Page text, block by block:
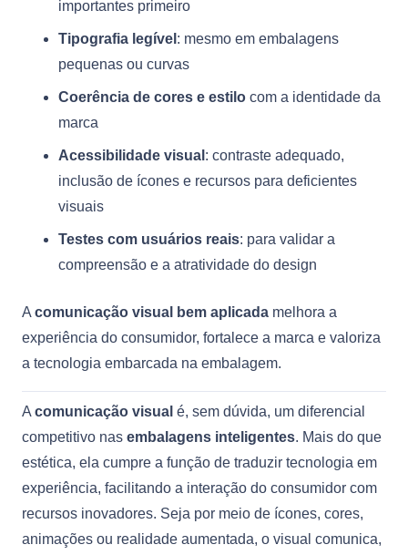
importantes primeiro
Tipografia legível : mesmo em embalagens
pequenas ou curvas
Coerência de cores e estilo com a identidade da
marca
Acessibilidade visual : contraste adequado,
inclusão de ícones e recursos para deficientes
visuais
Testes com usuários reais: para validar a
compreensão e a atratividade do design
A comunicação visual bem aplicada melhora a
experiência do consumidor, fortalece a marca e valoriza
a tecnologia embarcada na embalagem.
A comunicação visual é, sem dúvida, um diferencial
competitivo nas embalagens inteligentes. Mais do que
estética, ela cumpre a função de traduzir tecnologia em
experiência, facilitando a interação do consumidor com
recursos inovadores. Seja por meio de ícones, cores,
animações ou realidade aumentada, o visual comunica,